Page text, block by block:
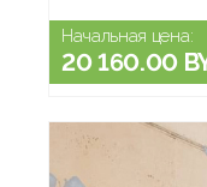
Начальная цена:
20 160.00